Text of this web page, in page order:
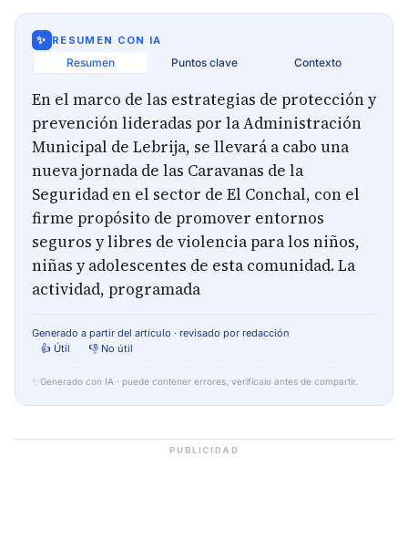
✨ RESUMEN CON IA
Resumen Puntos clave Contexto
En el marco de las estrategias de protección y
prevención lideradas por la Administración
Municipal de Lebrija, se llevará a cabo una
nueva jornada de las Caravanas de la
Seguridad en el sector de El Conchal, con el
firme propósito de promover entornos
seguros y libres de violencia para los niños,
niñas y adolescentes de esta comunidad. La
actividad, programada
Generado a partir del artículo · revisado por redacción
👍 Útil
👎 No útil
✨ Generado con IA · puede contener errores, verifícalo antes de compartir.
PUBLICIDAD